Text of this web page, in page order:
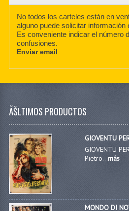
No todos los carteles están en
alguno puede solicitar información
Es conveniente indicar el número
confusiones.
Enviar email
ÃŠLTIMOS PRODUCTOS
GIOVENTU
GIOVENTU
Pietro...más
MONDO DI